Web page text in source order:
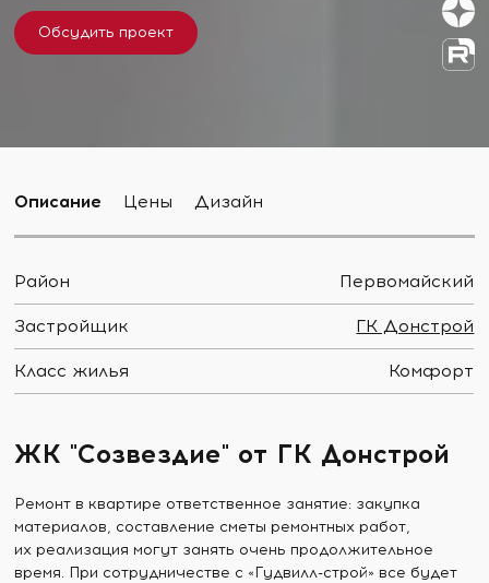
Обсудить проект
Описание Цены Дизайн
Район Первомайский
Застройщик ГК Донстрой
Класс жилья Комфорт
ЖК "Созвездие" от ГК Донстрой
Ремонт в квартире ответственное занятие: закупка
материалов, составление сметы ремонтных работ,
их реализация могут занять очень продолжительное
время. При сотрудничестве с «Гудвилл-строй» все будет